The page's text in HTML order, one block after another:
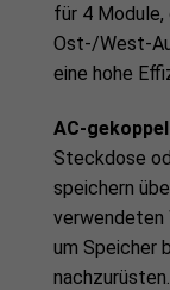
für 4 Module,
Ost-/West-
eine hohe
AC-
Steckdose
speichern
verwendeten
um Speicher